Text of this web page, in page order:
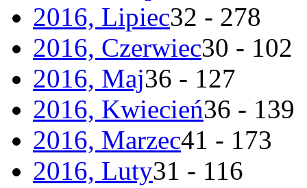
2016, Lipiec32 - 278
2016, Czerwiec30 - 102
2016, Maj36 - 127
2016, Kwiecień36 - 139
2016, Marzec41 - 173
2016, Luty31 - 116